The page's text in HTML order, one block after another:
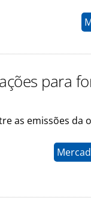
para
as emissões da